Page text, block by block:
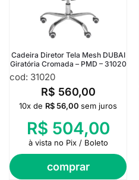
Cadeira Diretor Tela Mesh DUBAI
Giratória Cromada – PMD – 31020
cod: 31020
R$ 560,00
comprar
10x de R$56,00 sem juros
R$ 504,00
à vista no Pix / Boleto